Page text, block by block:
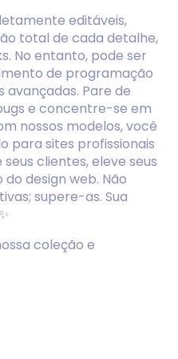
editáveis,
total de cada detalhe,
No entanto, pode ser
de programação
avançadas. Pare de
e concentre-se em
nossos modelos, você
para sites profissionais
clientes, eleve seus
design web. Não
supere-as. Sua
coleção e